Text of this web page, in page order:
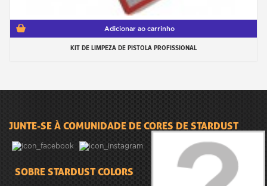
Adicionar ao carrinho
KIT DE LIMPEZA DE PISTOLA PROFISSIONAL
JUNTE-SE À COMUNIDADE DE CORES DE STARDUST
SOBRE STARDUST COLORS